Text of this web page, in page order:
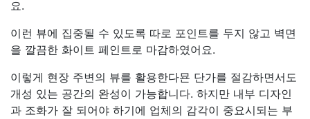
요.
이런 뷰에 집중될 수 있도록 따로 포인트를 두지 않고 벽면
을 깔끔한 화이트 페인트로 마감하였어요.
이렇게 현장 주변의 뷰를 활용한다묜 단가를 절감하면서도
개성 있는 공간의 완성이 가능합니다. 하지만 내부 디자인
과 조화가 잘 되어야 하기에 업체의 감각이 중요시되는 부